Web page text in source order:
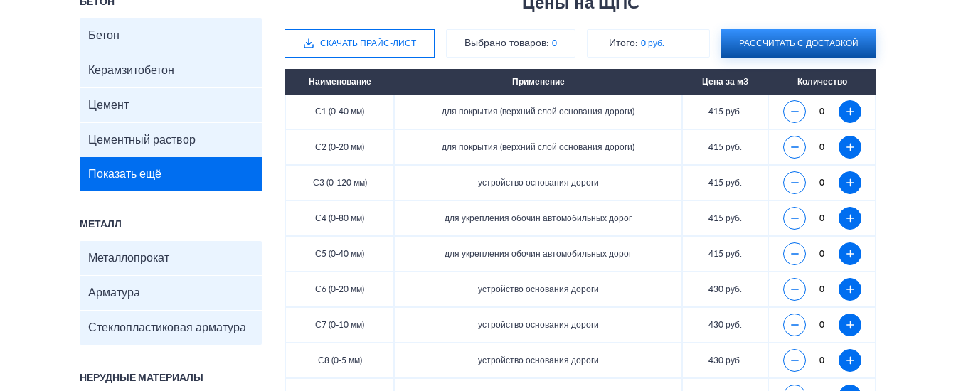
БЕТОН
Бетон
Керамзитобетон
Цемент
Цементный раствор
Показать ещё
МЕТАЛЛ
Металлопрокат
Арматура
Стеклопластиковая арматура
НЕРУДНЫЕ МАТЕРИАЛЫ
Цены на ЩПС
СКАЧАТЬ ПРАЙС-ЛИСТ Выбрано товаров: 0 Итого:0 руб. РАССЧИТАТЬ С ДОСТАВКОЙ
Наименование Применение Цена за м3 Количество
С1 (0-40 мм) для покрытия (верхний слой основания дороги) 415 руб.
С2 (0-20 мм) для покрытия (верхний слой основания дороги) 415 руб.
С3 (0-120 мм) устройство основания дороги 415 руб.
С4 (0-80 мм) для укрепления обочин автомобильных дорог 415 руб.
С5 (0-40 мм) для укрепления обочин автомобильных дорог 415 руб.
С6 (0-20 мм) устройство основания дороги 430 руб.
С7 (0-10 мм) устройство основания дороги 430 руб.
С8 (0-5 мм) устройство основания дороги 430 руб.